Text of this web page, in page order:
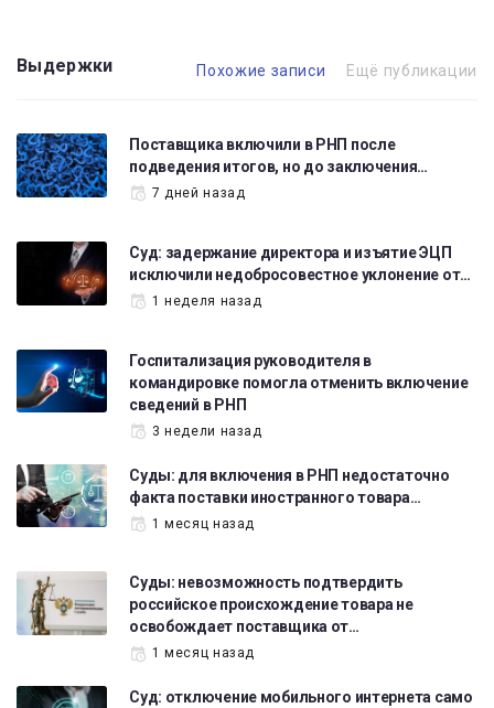
Выдержки Похожие записи Ещё публикации
Поставщика включили в РНП после
подведения итогов, но до заключения…
7 дней назад
Суд: задержание директора и изъятие ЭЦП
исключили недобросовестное уклонение от…
1 неделя назад
Госпитализация руководителя в
командировке помогла отменить включение
сведений в РНП
3 недели назад
Суды: для включения в РНП недостаточно
факта поставки иностранного товара…
1 месяц назад
Суды: невозможность подтвердить
российское происхождение товара не
освобождает поставщика от…
1 месяц назад
Суд: отключение мобильного интернета само